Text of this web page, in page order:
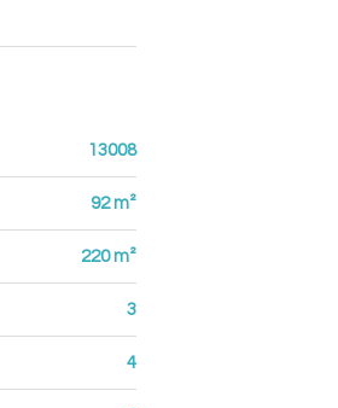
13008
92 m²
220 m²
3
4